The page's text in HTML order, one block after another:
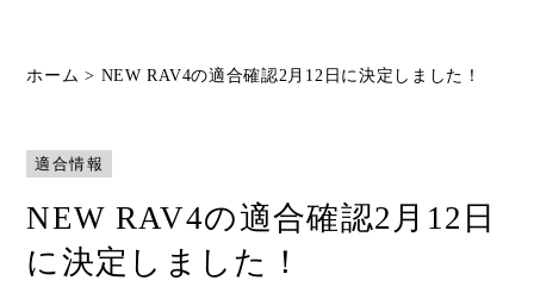
製品ラインナップ
Compatibility
ホーム > NEW RAV4の適合確認2月12日に決定しました！
適合情報
NEW RAV4の適合確認2月12日
に決定しました！